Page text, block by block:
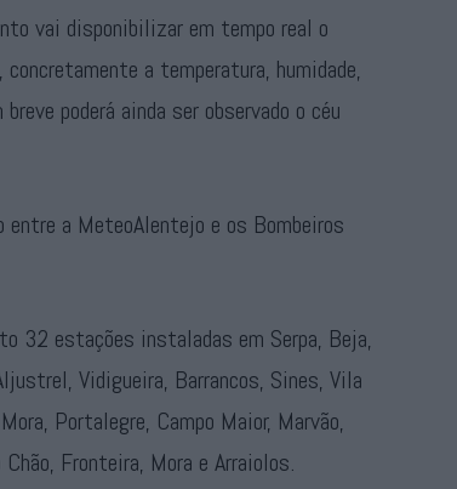
vai disponibilizar em tempo real o
a temperatura, humidade,
poderá ainda ser observado o céu
a MeteoAlentejo e os Bombeiros
32 estações instaladas em Serpa, Beja,
Vidigueira, Barrancos, Sines, Vila
Portalegre, Campo Maior, Marvão,
Fronteira, Mora e Arraiolos.